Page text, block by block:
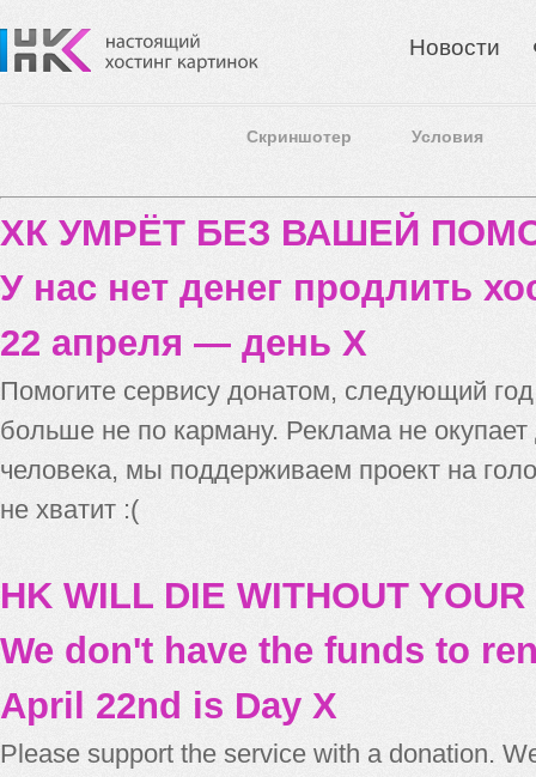
Новости
Скриншотер Условия
ХК УМРЁТ БЕЗ ВАШЕЙ
У нас нет денег продлить
22 апреля — день X
Помогите сервису донатом, следующий
больше не по карману. Реклама не
человека, мы поддерживаем проект на
не хватит :(
HK WILL DIE WITHOUT
We don't have the funds to
April 22nd is Day X
Please support the service with a donation.